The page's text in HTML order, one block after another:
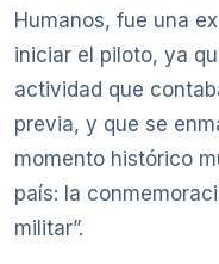
Humanos, fue una
iniciar el piloto, ya
actividad que
previa, y que se
momento histórico
país: la
militar”.